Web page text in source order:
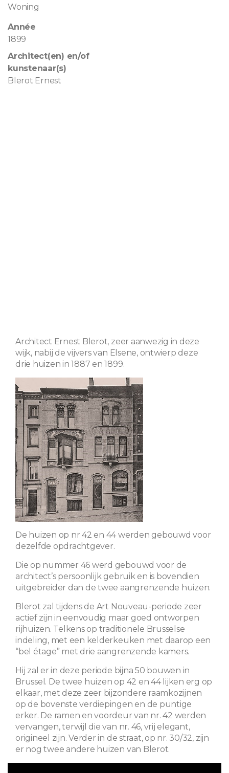
Woning
Année
1899
Architect(en) en/of
kunstenaar(s)
Blerot Ernest
Architect Ernest Blerot, zeer aanwezig in deze
wijk, nabij de vijvers van Elsene, ontwierp deze
drie huizen in 1887 en 1899.
De huizen op nr 42 en 44 werden gebouwd voor
dezelfde opdrachtgever.
Die op nummer 46 werd gebouwd voor de
architect’s persoonlijk gebruik en is bovendien
uitgebreider dan de twee aangrenzende huizen.
Blerot zal tijdens de Art Nouveau-periode zeer
actief zijn in eenvoudig maar goed ontworpen
rijhuizen. Telkens op traditionele Brusselse
indeling, met een kelderkeuken met daarop een
“bel étage” met drie aangrenzende kamers.
Hij zal er in deze periode bijna 50 bouwen in
Brussel. De twee huizen op 42 en 44 lijken erg op
elkaar, met deze zeer bijzondere raamkozijnen
op de bovenste verdiepingen en de puntige
erker. De ramen en voordeur van nr. 42 werden
vervangen, terwijl die van nr. 46, vrij elegant,
origineel zijn. Verder in de straat, op nr. 30/32, zijn
er nog twee andere huizen van Blerot.